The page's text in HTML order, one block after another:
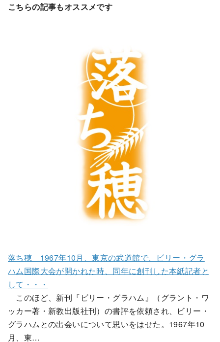
こちらの記事もオススメです
落ち穂 1967年10月、東京の武道館で、ビリー・グラ
ハム国際大会が開かれた時、同年に創刊した本紙記者と
して・・・
このほど、新刊『ビリー・グラハム』（グラント・ワ
ッカー著・新教出版社刊）の書評を依頼され、ビリー・
グラハムとの出会いについて思いをはせた。1967年10
月、東…